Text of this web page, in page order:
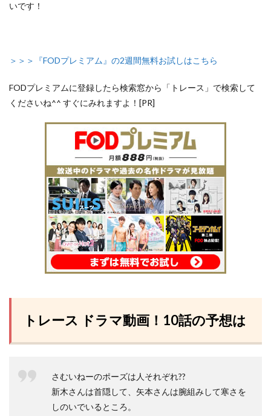
いです！
＞＞＞『FODプレミアム』の2週間無料お試しはこちら
FODプレミアムに登録したら検索窓から「トレース」で検索して
くださいね^^ すぐにみれますよ！[PR]
トレース ドラマ動画！10話の予想は
さむいねーのポーズは人それぞれ??
新木さんは首隠して、矢本さんは腕組みして寒さを
しのいでいるところ。